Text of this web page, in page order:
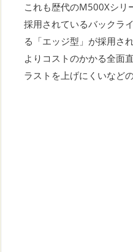
これも歴代のM500Xシリ
採用されているバックラ
る「エッジ型」が採用さ
よりコストのかかる全面
ラストを上げにくいなど